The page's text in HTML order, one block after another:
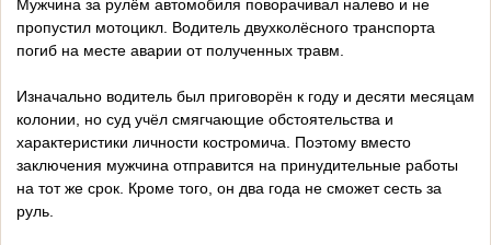
Мужчина за рулём автомобиля поворачивал налево и не
пропустил мотоцикл. Водитель двухколёсного транспорта
погиб на месте аварии от полученных травм.
Изначально водитель был приговорён к году и десяти месяцам
колонии, но суд учёл смягчающие обстоятельства и
характеристики личности костромича. Поэтому вместо
заключения мужчина отправится на принудительные работы
на тот же срок. Кроме того, он два года не сможет сесть за
руль.